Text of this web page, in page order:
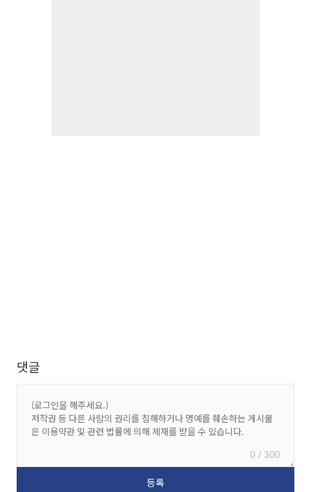
댓글
0 / 300